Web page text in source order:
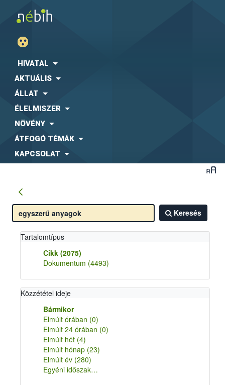
HIVATAL
AKTUÁLIS
ÁLLAT
ÉLELMISZER
NÖVÉNY
ÁTFOGÓ TÉMÁK
KAPCSOLAT
Keresés
Tartalomtípus
Cikk (2075)
Dokumentum (4493)
Közzététel ideje
Bármikor
Elmúlt órában (0)
Elmúlt 24 órában (0)
Elmúlt hét (4)
Elmúlt hónap (23)
Elmúlt év (280)
Egyéni időszak…